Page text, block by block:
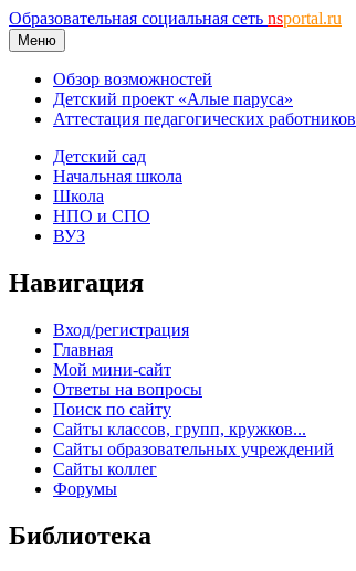
Образовательная социальная сеть nsportal.ru
Меню
Обзор возможностей
Детский проект «Алые паруса»
Аттестация педагогических работников
Детский сад
Начальная школа
Школа
НПО и СПО
ВУЗ
Навигация
Вход/регистрация
Главная
Мой мини-сайт
Ответы на вопросы
Поиск по сайту
Сайты классов, групп, кружков...
Сайты образовательных учреждений
Сайты коллег
Форумы
Библиотека